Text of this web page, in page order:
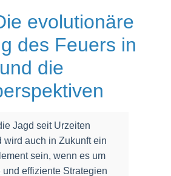
evolutionäre
des Feuers in
die
Jagd seit Urzeiten
wird auch in Zukunft ein
sein, wenn es um
und effiziente Strategien